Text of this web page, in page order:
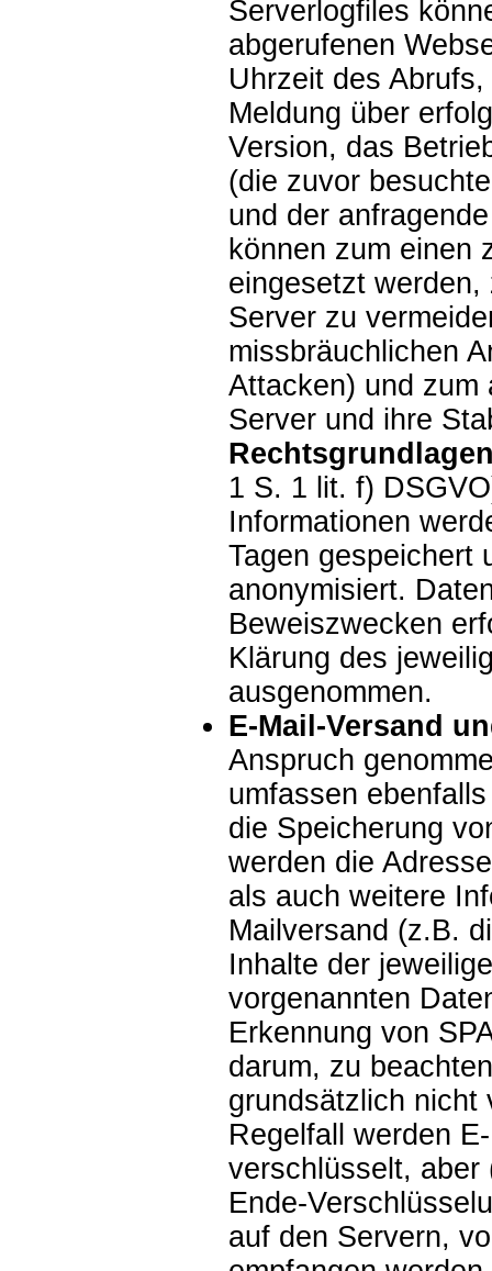
Serverlogfiles
abgerufenen
Uhrzeit des
Meldung über
Version, das
(die zuvor
und der
können zum einen
eingesetzt
Server zu
missbräuchlichen
Attacken) und zum
Server und ihre
1 S. 1 lit. f)
Informationen
Tagen gespeichert
anonymisiert.
Beweiszwecken
Klärung des
ausgenommen.
E-Mail-Versand
Anspruch
umfassen
die Speicherung
werden die
als auch weitere
Mailversand (z.B.
Inhalte der
vorgenannten
Erkennung von
darum, zu
grundsätzlich nicht
Regelfall werden
verschlüsselt, aber
Ende-
auf den Servern,